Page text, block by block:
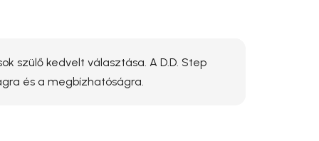
szülő kedvelt választása. A D.D. Step
és a megbízhatóságra.